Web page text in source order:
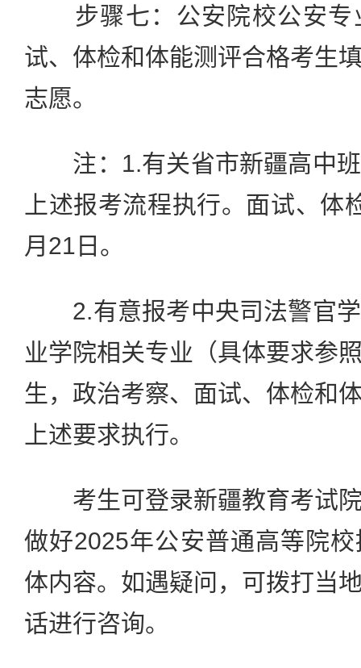
步骤七：公安院校公安专
试、体检和体能测评合格考生
志愿。
注：1.有关省市新疆高中班
上述报考流程执行。面试、体
月21日。
2.有意报考中央司法警官学
业学院相关专业（具体要求参
生，政治考察、面试、体检和
上述要求执行。
考生可登录新疆教育考试院
做好2025年公安普通高等院
体内容。如遇疑问，可拨打当
话进行咨询。